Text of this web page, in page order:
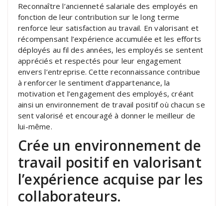
Reconnaître l’ancienneté salariale des employés en
fonction de leur contribution sur le long terme
renforce leur satisfaction au travail. En valorisant et
récompensant l’expérience accumulée et les efforts
déployés au fil des années, les employés se sentent
appréciés et respectés pour leur engagement
envers l’entreprise. Cette reconnaissance contribue
à renforcer le sentiment d’appartenance, la
motivation et l’engagement des employés, créant
ainsi un environnement de travail positif où chacun se
sent valorisé et encouragé à donner le meilleur de
lui-même.
Crée un environnement de
travail positif en valorisant
l’expérience acquise par les
collaborateurs.